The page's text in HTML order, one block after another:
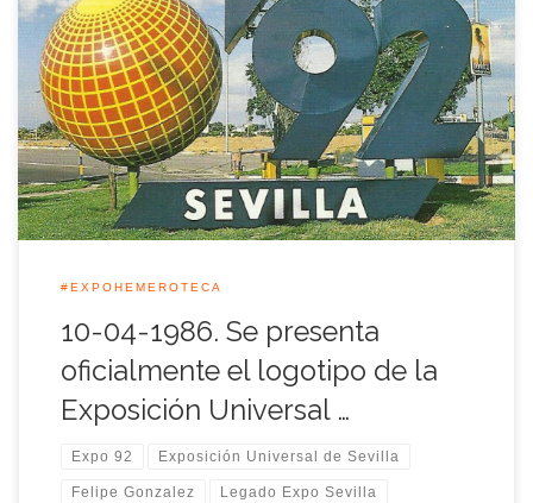
S.M. el Rey Juan Carlos I fue el primero en conocer en la
mañana de aquel 10 de Abril el proyecto del logotipo de la
Exposición Universal de Sevilla y posteriormente fue
presentado oficialmente en el Hotel Ritz de Madrid esa misma
tarde por el presidente del Gobierno Felipe González. […]
#EXPOHEMEROTECA
10-04-1986. Se presenta
oficialmente el logotipo de la
Exposición Universal …
Expo 92 Exposición Universal de Sevilla
Felipe Gonzalez Legado Expo Sevilla